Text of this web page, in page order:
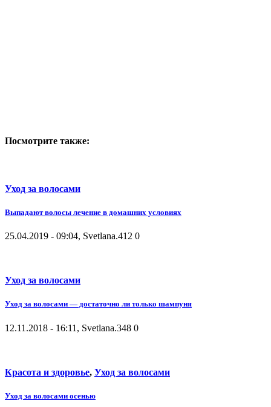
Посмотрите также:
Уход за волосами
Выпадают волосы лечение в домашних условиях
25.04.2019 - 09:04, Svetlana.412 0
Уход за волосами
Уход за волосами — достаточно ли только шампуня
12.11.2018 - 16:11, Svetlana.348 0
Красота и здоровье, Уход за волосами
Уход за волосами осенью